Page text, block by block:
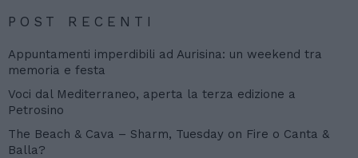
POST RECENTI
Appuntamenti imperdibili ad Aurisina: un weekend tra
memoria e festa
Voci dal Mediterraneo, aperta la terza edizione a
Petrosino
The Beach & Cava – Sharm, Tuesday on Fire o Canta &
Balla?